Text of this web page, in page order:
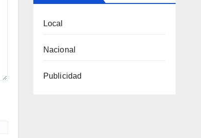
Local
Nacional
Publicidad